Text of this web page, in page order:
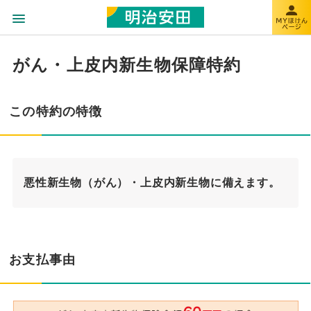
がん・上皮内新生物保障特約
この特約の特徴
悪性新生物（がん）・上皮内新生物に備えます。
お支払事由